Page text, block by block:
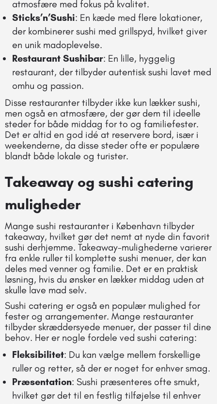
atmosfære med fokus på kvalitet.
Sticks’n’Sushi: En kæde med flere lokationer,
der kombinerer sushi med grillspyd, hvilket giver
en unik madoplevelse.
Restaurant Sushibar: En lille, hyggelig
restaurant, der tilbyder autentisk sushi lavet med
omhu og passion.
Disse restauranter tilbyder ikke kun lækker sushi,
men også en atmosfære, der gør dem til ideelle
steder for både middag for to og familiefester.
Det er altid en god idé at reservere bord, især i
weekenderne, da disse steder ofte er populære
blandt både lokale og turister.
Takeaway og sushi catering
muligheder
Mange sushi restauranter i København tilbyder
takeaway, hvilket gør det nemt at nyde din favorit
sushi derhjemme. Takeaway-mulighederne varierer
fra enkle ruller til komplette sushi menuer, der kan
deles med venner og familie. Det er en praktisk
løsning, hvis du ønsker en lækker middag uden at
skulle lave mad selv.
Sushi catering er også en populær mulighed for
fester og arrangementer. Mange restauranter
tilbyder skræddersyede menuer, der passer til dine
behov. Her er nogle fordele ved sushi catering:
Fleksibilitet: Du kan vælge mellem forskellige
ruller og retter, så der er noget for enhver smag.
Præsentation: Sushi præsenteres ofte smukt,
hvilket gør det til en festlig tilføjelse til enhver